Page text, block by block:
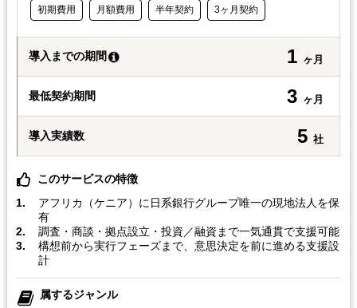
初期費用 月額費用 半年契約 3ヶ月契約
導入までの期間 1 ヶ月
最低契約期間 3 ヶ月
導入実績数 5 社
このサービスの特徴
アフリカ（ケニア）に日系銀行グループ唯一の現地法人を保
有
調査・商談・拠点設立・投資／融資まで一気通貫で支援可能
構想前から実行フェーズまで、意思決定を前に進める支援設
計
属するジャンル